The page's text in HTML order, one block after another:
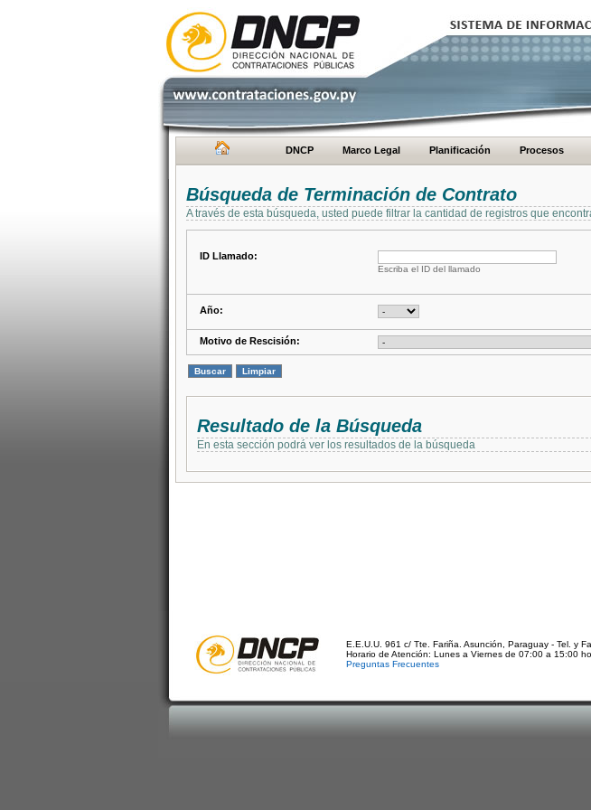
DNCP Marco Legal Planificación Procesos
Búsqueda de Terminación de Contrato
A través de esta búsqueda, usted puede filtrar la cantidad de registros que
ID Llamado:
Escriba el ID del llamado
Año:
Motivo de Rescisión:
Resultado de la Búsqueda
En esta sección podrá ver los resultados de la búsqueda
E.E.U.U. 961 c/ Tte. Fariña. Asunción, Paraguay - Tel. y
Horario de Atención: Lunes a Viernes de 07:00 a 15:00
Preguntas Frecuentes